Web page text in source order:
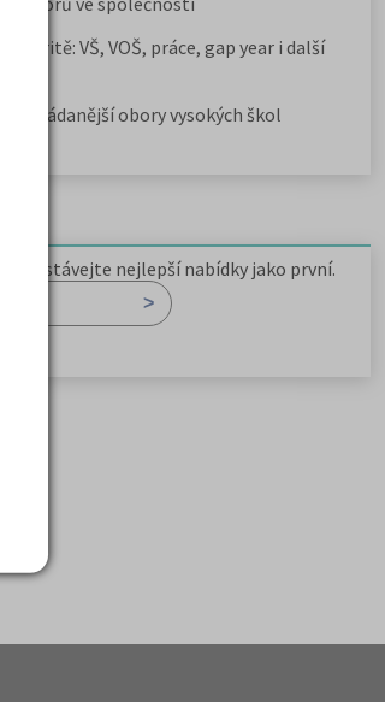
VŠ, VOŠ, práce, gap year i další
nejžádanější obory vysokých škol
a dostávejte nejlepší nabídky jako první.